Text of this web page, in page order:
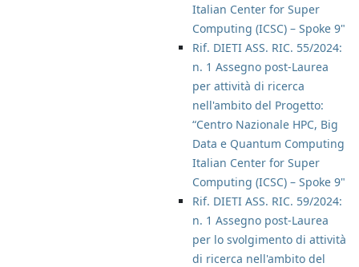
Italian Center for Super
Computing (ICSC) – Spoke 9"
Rif. DIETI ASS. RIC. 55/2024:
n. 1 Assegno post-Laurea
per attività di ricerca
nell'ambito del Progetto:
“Centro Nazionale HPC, Big
Data e Quantum Computing
Italian Center for Super
Computing (ICSC) – Spoke 9"
Rif. DIETI ASS. RIC. 59/2024:
n. 1 Assegno post-Laurea
per lo svolgimento di attività
di ricerca nell'ambito del